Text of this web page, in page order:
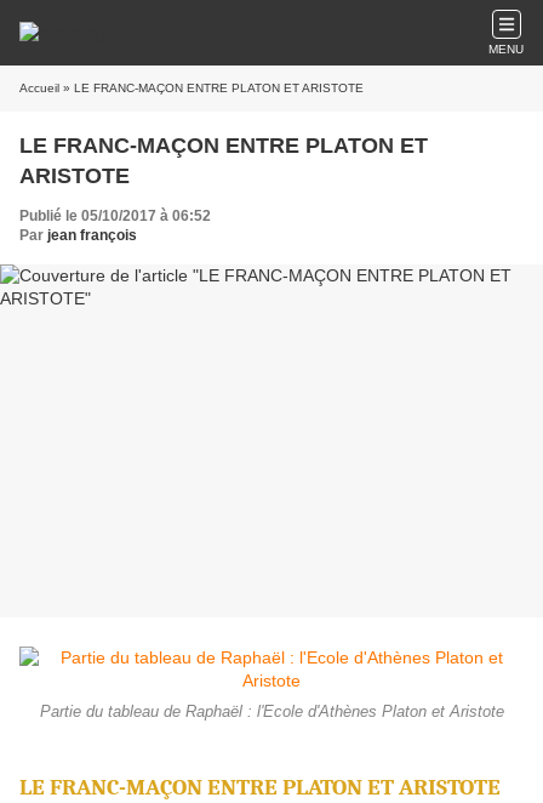
MENU
Accueil » LE FRANC-MAÇON ENTRE PLATON ET ARISTOTE
LE FRANC-MAÇON ENTRE PLATON ET
ARISTOTE
Publié le 05/10/2017 à 06:52
Par jean françois
Partie du tableau de Raphaël : l'Ecole d'Athènes Platon et Aristote
LE FRANC-MAÇON ENTRE PLATON ET ARISTOTE